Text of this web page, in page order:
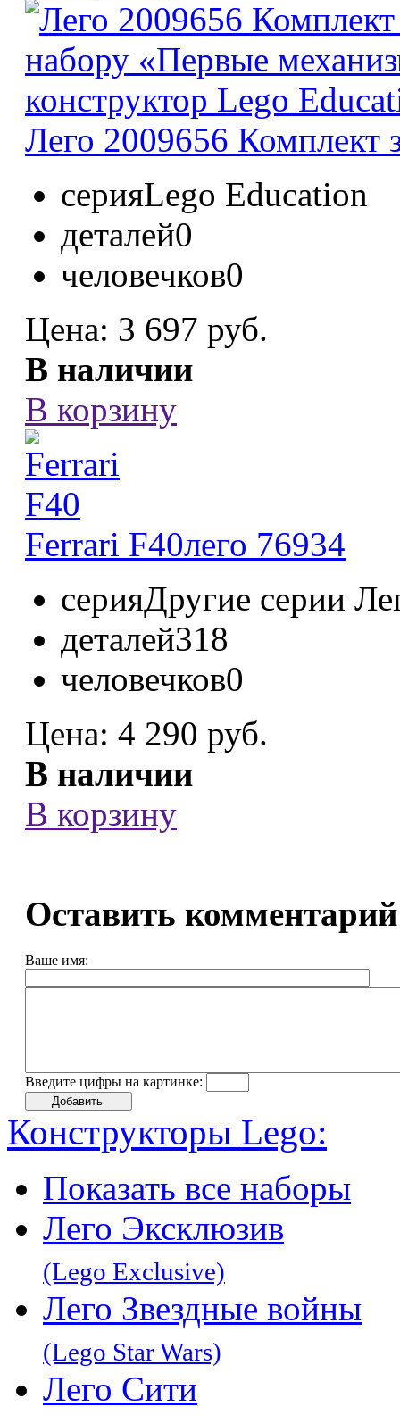
Лего 2009656 Комплект
серияLego Education
деталей0
человечков0
Цена: 3 697 руб.
В наличии
В корзину
Ferrari F40лего 76934
серияДругие серии
деталей318
человечков0
Цена: 4 290 руб.
В наличии
В корзину
Оставить
Ваше имя:
Введите цифры на картинке:
Конструкторы Lego:
Показать все наборы
Лего Эксклюзив
(Lego Exclusive)
Лего Звeздные войны
(Lego Star Wars)
Лего Сити